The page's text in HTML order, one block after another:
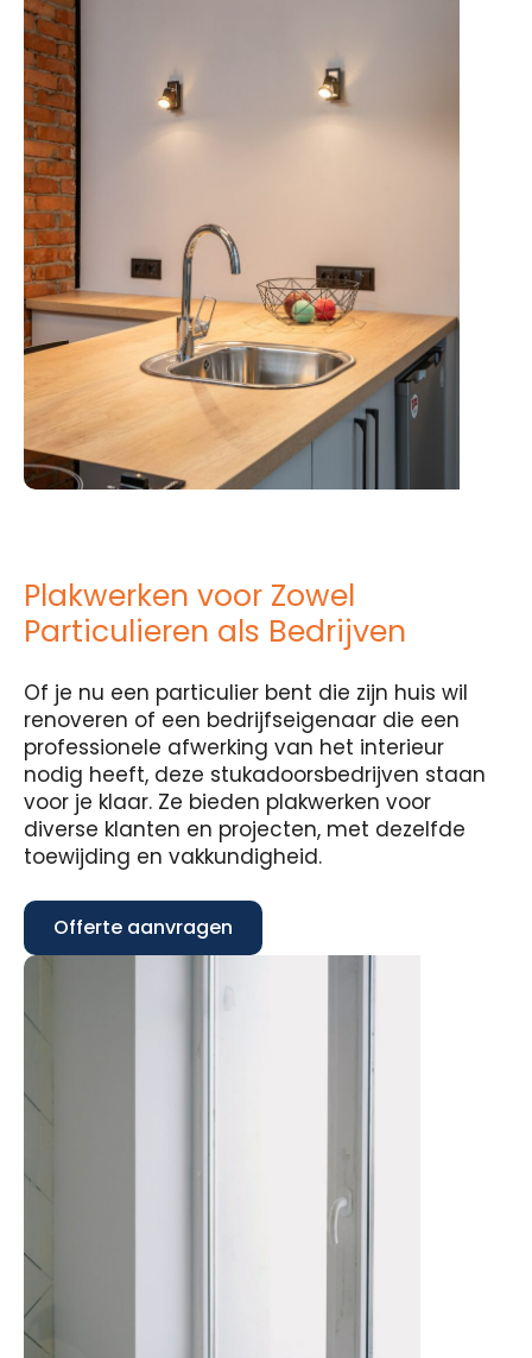
Plakwerken voor Zowel
Particulieren als Bedrijven
Of je nu een particulier bent die zijn huis wil
renoveren of een bedrijfseigenaar die een
professionele afwerking van het interieur
nodig heeft, deze stukadoorsbedrijven staan
voor je klaar. Ze bieden plakwerken voor
diverse klanten en projecten, met dezelfde
toewijding en vakkundigheid.
Offerte aanvragen